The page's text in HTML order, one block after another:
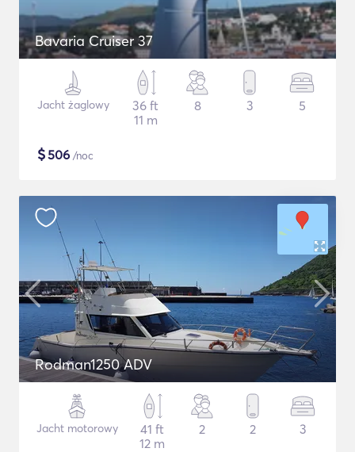
Bavaria Cruiser 37
Jacht żaglowy
36 ft
11 m
8 3 5
$506 /noc
Rodman1250 ADV
Jacht motorowy
41 ft
12 m
2 2 3